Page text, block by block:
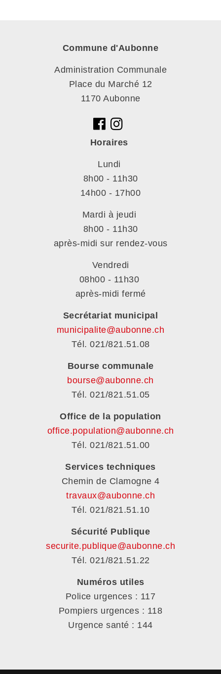
Commune d'Aubonne
Administration Communale
Place du Marché 12
1170 Aubonne
Horaires
Lundi
8h00 - 11h30
14h00 - 17h00
Mardi à jeudi
8h00 - 11h30
après-midi sur rendez-vous
Vendredi
08h00 - 11h30
après-midi fermé
Secrétariat municipal
municipalite@aubonne.ch
Tél. 021/821.51.08
Bourse communale
bourse@aubonne.ch
Tél. 021/821.51.05
Office de la population
office.population@aubonne.ch
Tél. 021/821.51.00
Services techniques
Chemin de Clamogne 4
travaux@aubonne.ch
Tél. 021/821.51.10
Sécurité Publique
securite.publique@aubonne.ch
Tél. 021/821.51.22
Numéros utiles
Police urgences : 117
Pompiers urgences : 118
Urgence santé : 144